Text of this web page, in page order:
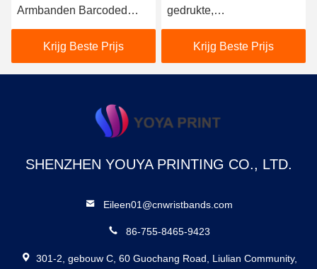
Armbanden Barcoded
Hittebestendige met Tyvek
materiaalKrijg Beste Prijs
gedrukte,
evenementarmbanden,
waterdichte DuPont
Tyvek-armbanden.
Krijg Beste Prijs
SHENZHEN YOUYA PRINTING CO., LTD.
Eileen01@cnwristbands.com
86-755-8465-9423
301-2, gebouw C, 60 Guochang Road, Liulian Community,